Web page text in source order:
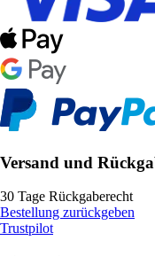
Versand und
30 Tage Rückgaberecht
Bestellung zurückgeben
Trustpilot